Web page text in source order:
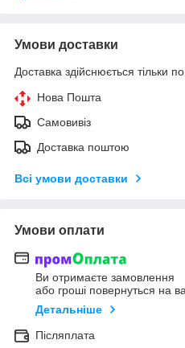
Умови доставки
Доставка здійснюється тільки
Нова Пошта
Самовивіз
Доставка поштою
Всі умови доставки
Умови оплати
Ви отримаєте замовлення
або гроші повернуться на
Детальніше
Післяплата